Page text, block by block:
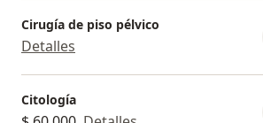
Cirugía de piso pélvico
Detalles
Citología